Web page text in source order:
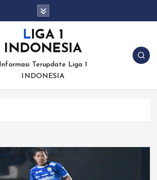
LIGA 1
INDONESIA
Informasi Terupdate Liga 1
INDONESIA